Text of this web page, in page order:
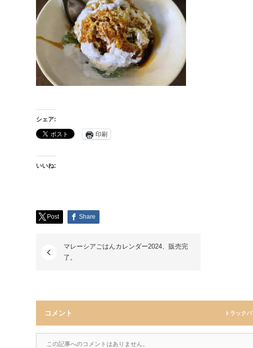
シェア:
印刷
いいね:
Post Share
マレーシアごはんカレンダー2024、販売完
了。
コメント トラック
この記事へのコメントはありません。